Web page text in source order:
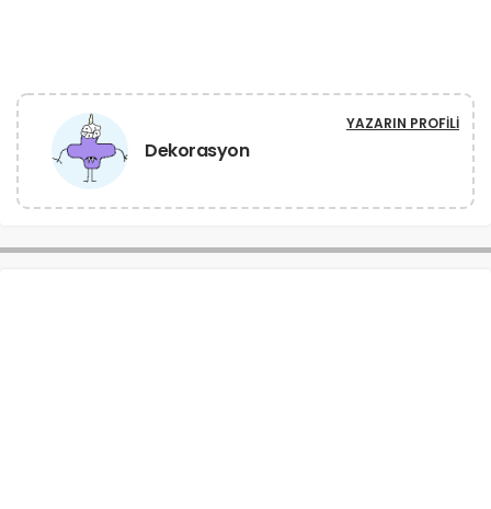
Dekorasyon
YAZARIN PROFILI